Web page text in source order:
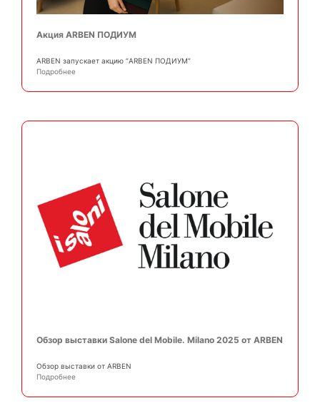
Акция ARBEN ПОДИУМ
АRBEN запускает акцию “ARBEN ПОДИУМ”
Подробнее
Обзор выставки Salone del Mobile. Milano 2025 от ARBEN
Обзор выставки от ARBEN
Подробнее